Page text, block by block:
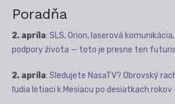
Poradňa
2. apríla: SLS, Orion, laserová
podpory života — toto je presne ten
2. apríla: Sledujete NasaTV? Obrovský
ľudia letiaci k Mesiacu po desiatkach rokov